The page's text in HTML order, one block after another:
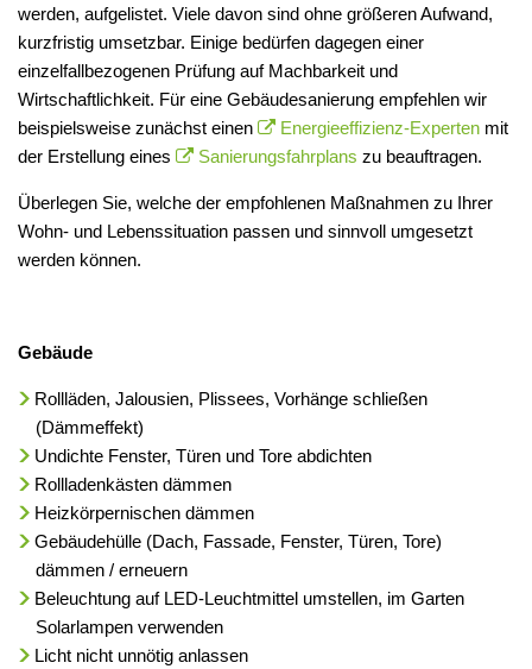
werden, aufgelistet. Viele davon sind ohne größeren Aufwand,
kurzfristig umsetzbar. Einige bedürfen dagegen einer
einzelfallbezogenen Prüfung auf Machbarkeit und
Wirtschaftlichkeit. Für eine Gebäudesanierung empfehlen wir
beispielsweise zunächst einen
Energieeffizienz-Expertenmit
der Erstellung eines
Sanierungsfahrplans zu beauftragen.
Überlegen Sie, welche der empfohlenen Maßnahmen zu Ihrer
Wohn- und Lebenssituation passen und sinnvoll umgesetzt
werden können.
Gebäude
Rollläden, Jalousien, Plissees, Vorhänge schließen
(Dämmeffekt)
Undichte Fenster, Türen und Tore abdichten
Rollladenkästen dämmen
Heizkörpernischen dämmen
Gebäudehülle (Dach, Fassade, Fenster, Türen, Tore)
dämmen / erneuern
Beleuchtung auf LED-Leuchtmittel umstellen, im Garten
Solarlampen verwenden
Licht nicht unnötig anlassen